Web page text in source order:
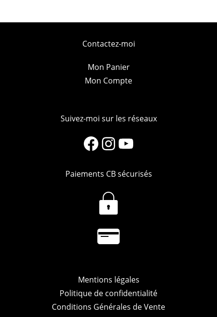
Contactez-moi
Mon Panier
Mon Compte
Suivez-moi sur les réseaux
FacebookInstagramYouTube
Paiements CB sécurisés
Mentions légales
Politique de confidentialité
Conditions Générales de Vente